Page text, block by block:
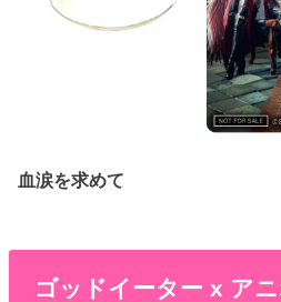
血涙を求めて
ゴッドイーター x ア